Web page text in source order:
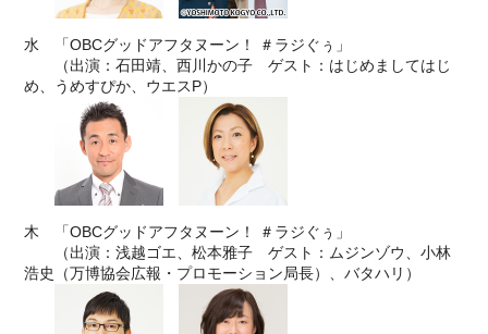
水 「OBCグッドアフタヌーン！ ＃ラジぐぅ」
（出演：石田靖、西川かの子 ゲスト：はじめましてはじ
め、うめすぴか、ウエスP）
木 「OBCグッドアフタヌーン！ ＃ラジぐぅ」
（出演：浅越ゴエ、松本雅子 ゲスト：ムジンゾウ、小林
浩史（万博協会広報・プロモーション局長）、バタハリ）